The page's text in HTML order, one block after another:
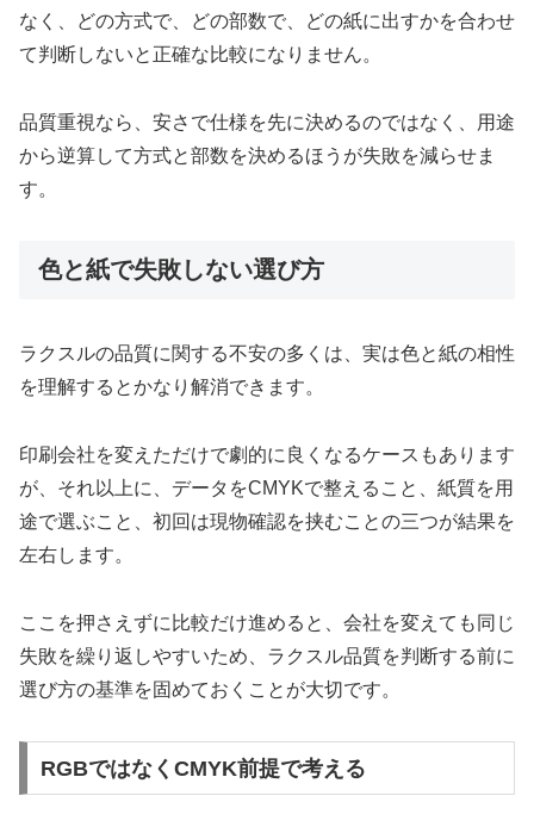
なく、どの方式で、どの部数で、どの紙に出すかを合わせ
て判断しないと正確な比較になりません。
品質重視なら、安さで仕様を先に決めるのではなく、用途
から逆算して方式と部数を決めるほうが失敗を減らせま
す。
色と紙で失敗しない選び方
ラクスルの品質に関する不安の多くは、実は色と紙の相性
を理解するとかなり解消できます。
印刷会社を変えただけで劇的に良くなるケースもあります
が、それ以上に、データをCMYKで整えること、紙質を用
途で選ぶこと、初回は現物確認を挟むことの三つが結果を
左右します。
ここを押さえずに比較だけ進めると、会社を変えても同じ
失敗を繰り返しやすいため、ラクスル品質を判断する前に
選び方の基準を固めておくことが大切です。
RGBではなくCMYK前提で考える